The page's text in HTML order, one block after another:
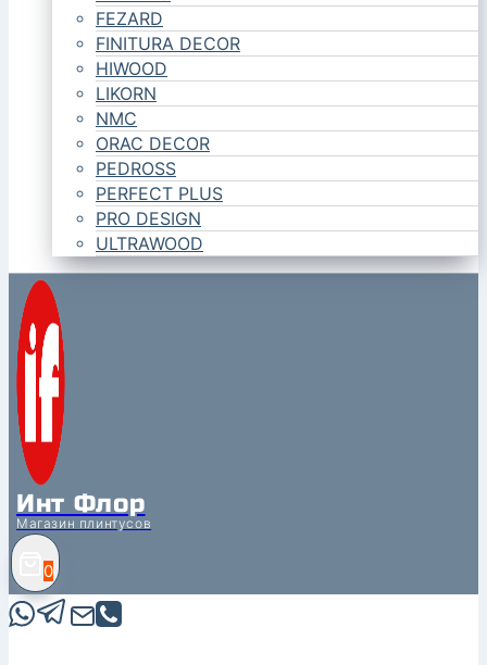
FEZARD
FINITURA DECOR
HIWOOD
LIKORN
NMC
ORAC DECOR
PEDROSS
PERFECT PLUS
PRO DESIGN
ULTRAWOOD
Инт Флор
Магазин плинтусов
0